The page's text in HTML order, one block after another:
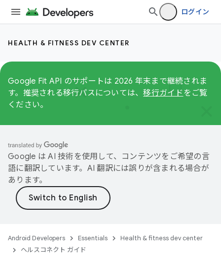
ログイン
HEALTH & FITNESS DEV CENTER
Google Fit API のサポートは 2026 年末まで継続されま
す。推奨される移行パスについては、移行ガイド をご覧
ください。
Google は AI 技術を使用して、コンテンツをご希望の言
語に翻訳しています。AI 翻訳には誤りが含まれる場合が
あります。
Android Developers Essentials
Health & fitness dev center
ヘルスコネクト ガイド